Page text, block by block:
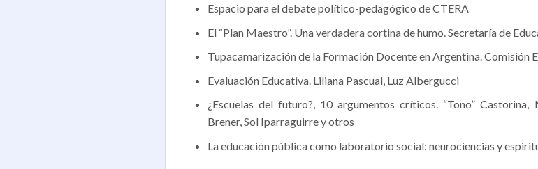
Espacio para el debate político-pedagógico de CTERA
El “Plan Maestro”. Una verdadera cortina de humo. Secretaría de
Tupacamarización de la Formación Docente en Argentina. Comisión
Evaluación Educativa. Liliana Pascual, Luz Albergucci
¿Escuelas del futuro?, 10 argumentos críticos. “Tono”
Brener, Sol Iparraguirre y otros
La educación pública como laboratorio social: neurociencias y